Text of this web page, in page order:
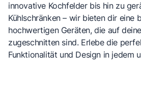
innovative Kochfelder bis hin zu
Kühlschränken – wir bieten dir eine
hochwertigen Geräten, die auf
zugeschnitten sind. Erlebe die
Funktionalität und Design in jedem